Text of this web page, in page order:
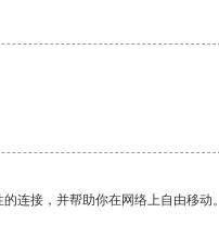
连接，并帮助你在网络上自由移动。